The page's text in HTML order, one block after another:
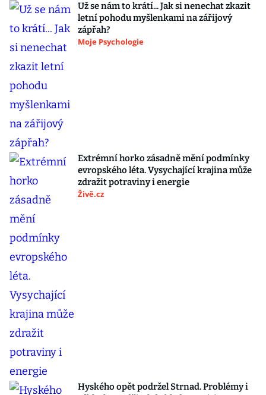
Už se nám to krátí... Jak si nenechat zkazit
letní pohodu myšlenkami na zářijový
zápřah?
Moje Psychologie
Extrémní horko zásadně mění podmínky
evropského léta. Vysychající krajina může
zdražit potraviny i energie
Živě.cz
Hyského opět podržel Strnad. Problémy i